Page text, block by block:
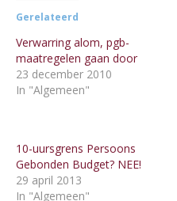
Gerelateerd
Verwarring alom, pgb-
maatregelen gaan door
23 december 2010
In "Algemeen"
10-uursgrens Persoons
Gebonden Budget? NEE!
29 april 2013
In "Algemeen"